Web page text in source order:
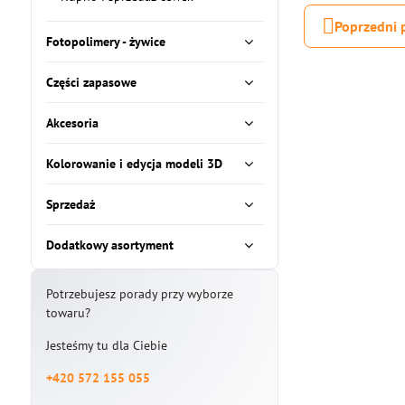
Poprzedni
Fotopolimery - żywice
Części zapasowe
Akcesoria
Kolorowanie i edycja modeli 3D
Sprzedaż
Dodatkowy asortyment
Potrzebujesz porady przy wyborze
towaru?
Jesteśmy tu dla Ciebie
+420 572 155 055